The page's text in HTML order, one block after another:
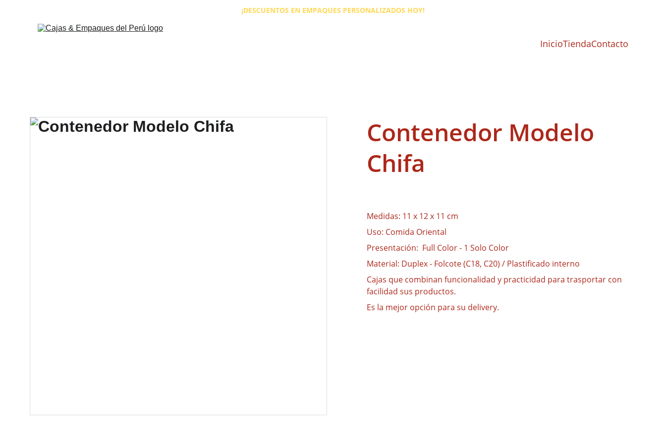
¡DESCUENTOS EN EMPAQUES PERSONALIZADOS HOY!
InicioTiendaContacto
Contenedor Modelo
Chifa
Medidas: 11 x 12 x 11 cm
Uso: Comida Oriental
Presentación: Full Color - 1 Solo Color
Material: Duplex - Folcote (C18, C20) / Plastificado interno
Cajas que combinan funcionalidad y practicidad para trasportar con
facilidad sus productos.
Es la mejor opción para su delivery.